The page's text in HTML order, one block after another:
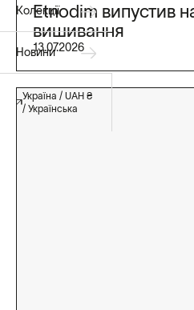
Etnodim випустив
вишивання
13.07.2026
Колекції
Новини
Україна / UAH ₴
/ Українська